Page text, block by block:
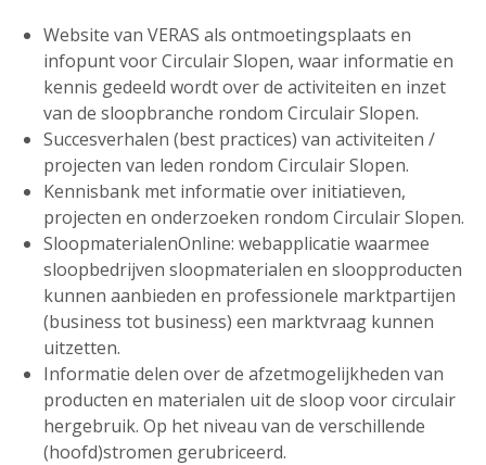
Website van VERAS als ontmoetingsplaats en
infopunt voor Circulair Slopen, waar informatie en
kennis gedeeld wordt over de activiteiten en inzet
van de sloopbranche rondom Circulair Slopen.
Succesverhalen (best practices) van activiteiten /
projecten van leden rondom Circulair Slopen.
Kennisbank met informatie over initiatieven,
projecten en onderzoeken rondom Circulair Slopen.
SloopmaterialenOnline: webapplicatie waarmee
sloopbedrijven sloopmaterialen en sloopproducten
kunnen aanbieden en professionele marktpartijen
(business tot business) een marktvraag kunnen
uitzetten.
Informatie delen over de afzetmogelijkheden van
producten en materialen uit de sloop voor circulair
hergebruik. Op het niveau van de verschillende
(hoofd)stromen gerubriceerd.